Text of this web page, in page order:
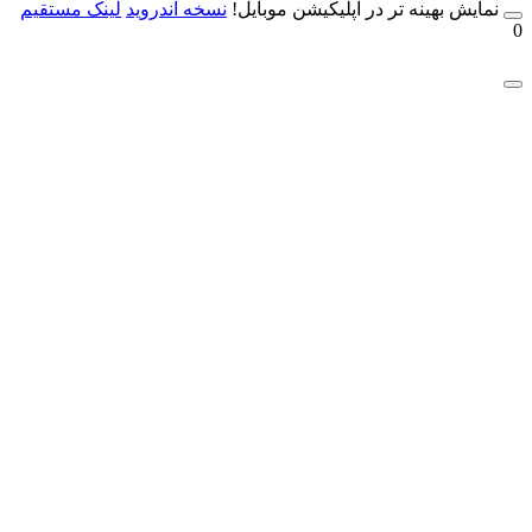
بهینه تر در اپلیکیشن موبایل!نسخه آندروید لینک مستقیم